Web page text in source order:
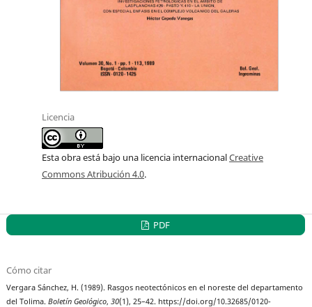
Licencia
Esta obra está bajo una licencia internacionalCreative
Commons Atribución 4.0.
PDF
Cómo citar
Vergara Sánchez, H. (1989). Rasgos neotectónicos en el noreste del departamento
del Tolima.Boletín Geológico,30(1), 25–42. https://doi.org/10.32685/0120-